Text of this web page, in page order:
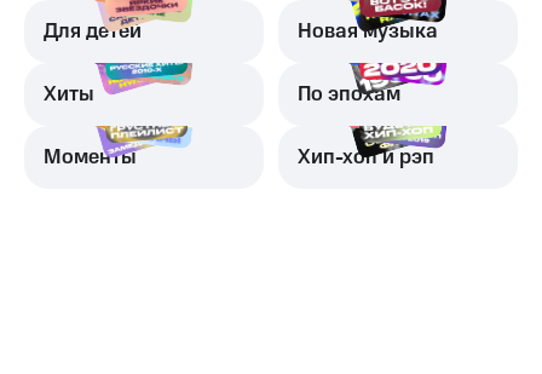
Для детей Новая музыка
Хиты По эпохам
Моменты Хип-хоп и рэп